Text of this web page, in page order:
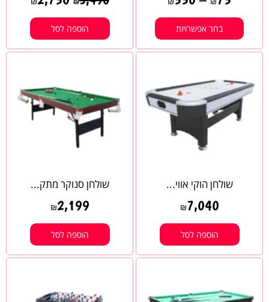
בחר אפשרויות הוספה לסל
שולחן הוקי אווי...
₪ 7,040
הוספה לסל
שולחן סנוקר מתק...
₪2,199
הוספה לסל